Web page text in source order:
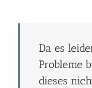
Da es
Probleme
dieses